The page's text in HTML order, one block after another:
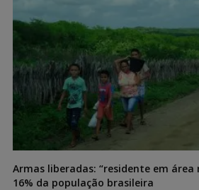
Armas liberadas: “residente em área
16% da população brasileira